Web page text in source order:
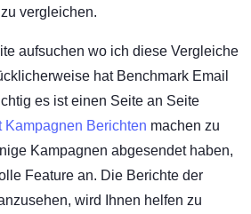
vergleichen.
aufsuchen wo ich diese Vergleiche
hat Benchmark Email
es ist einen Seite an Seite
Kampagnen Berichten machen zu
Kampagnen abgesendet haben,
Feature an. Die Berichte der
wird Ihnen helfen zu